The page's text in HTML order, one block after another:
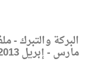
مارس - إبريل 2013م